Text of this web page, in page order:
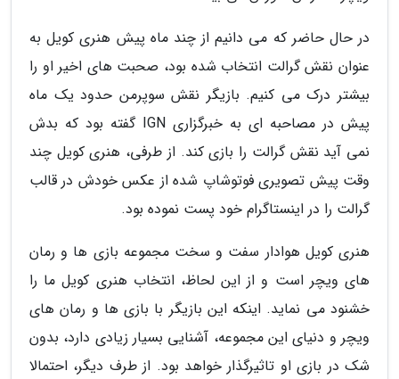
در حال حاضر که می دانیم از چند ماه پیش هنری کویل به
عنوان نقش گرالت انتخاب شده بود، صحبت های اخیر او را
بیشتر درک می کنیم. بازیگر نقش سوپرمن حدود یک ماه
پیش در مصاحبه ای به خبرگزاری IGN گفته بود که بدش
نمی آید نقش گرالت را بازی کند. از طرفی، هنری کویل چند
وقت پیش تصویری فوتوشاپ شده از عکس خودش در قالب
گرالت را در اینستاگرام خود پست نموده بود.
هنری کویل هوادار سفت و سخت مجموعه بازی ها و رمان
های ویچر است و از این لحاظ، انتخاب هنری کویل ما را
خشنود می نماید. اینکه این بازیگر با بازی ها و رمان های
ویچر و دنیای این مجموعه، آشنایی بسیار زیادی دارد، بدون
شک در بازی او تاثیرگذار خواهد بود. از طرف دیگر، احتمالا